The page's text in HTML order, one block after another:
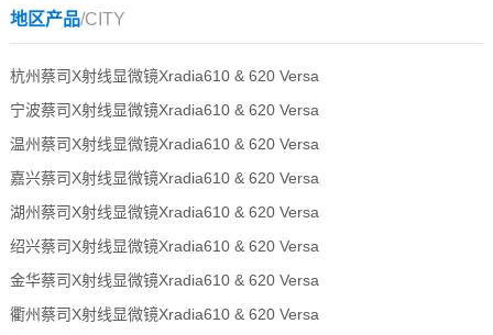
地区产品/CITY
杭州蔡司X射线显微镜Xradia610 & 620 Versa
宁波蔡司X射线显微镜Xradia610 & 620 Versa
温州蔡司X射线显微镜Xradia610 & 620 Versa
嘉兴蔡司X射线显微镜Xradia610 & 620 Versa
湖州蔡司X射线显微镜Xradia610 & 620 Versa
绍兴蔡司X射线显微镜Xradia610 & 620 Versa
金华蔡司X射线显微镜Xradia610 & 620 Versa
衢州蔡司X射线显微镜Xradia610 & 620 Versa